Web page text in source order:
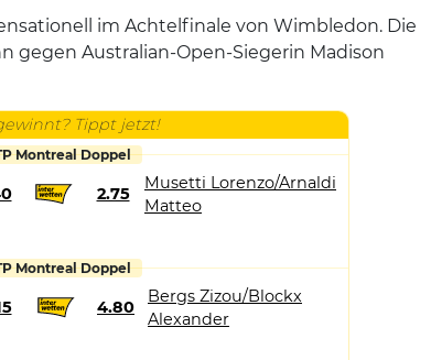
im Achtelfinale von Wimbledon. Die
gegen Australian-Open-Siegerin Madison
Tippt jetzt!
Montreal Doppel
2.75
Musetti Lorenzo/Arnaldi
Matteo
Montreal Doppel
4.80
Bergs Zizou/Blockx
Alexander